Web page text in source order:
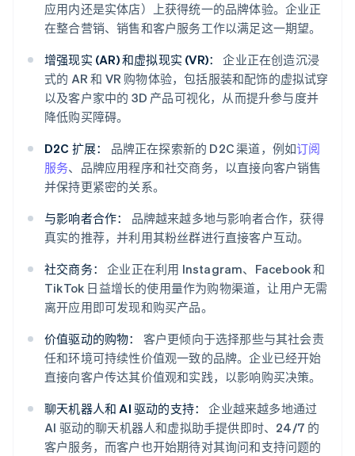
应用内还是实体店）上获得统一的品牌体验。企业正
在整合营销、销售和客户服务工作以满足这一期望。
增强现实 (AR) 和虚拟现实 (VR)：
企业正在创造沉浸
式的 AR 和 VR 购物体验，包括服装和配饰的虚拟试穿
以及客户家中的 3D 产品可视化，从而提升参与度并
降低购买障碍。
D2C 扩展：
品牌正在探索新的 D2C 渠道，例如订阅
服务、品牌应用程序和社交商务，以直接向客户销售
并保持更紧密的关系。
与影响者合作：
品牌越来越多地与影响者合作，获得
真实的推荐，并利用其粉丝群进行直接客户互动。
社交商务：
企业正在利用 Instagram、Facebook 和
TikTok 日益增长的使用量作为购物渠道，让用户无需
离开应用即可发现和购买产品。
价值驱动的购物：
客户更倾向于选择那些与其社会责
任和环境可持续性价值观一致的品牌。企业已经开始
直接向客户传达其价值观和实践，以影响购买决策。
聊天机器人和 AI 驱动的支持：
企业越来越多地通过
AI 驱动的聊天机器人和虚拟助手提供即时、24/7 的
客户服务，而客户也开始期待对其询问和支持问题的